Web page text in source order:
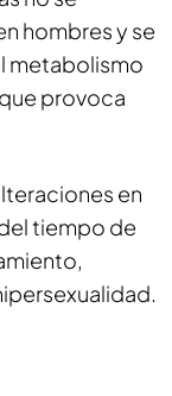
hombres y se
metabolismo
provoca
en
tiempo de